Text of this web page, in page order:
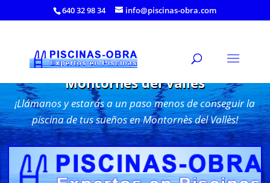
640 32 98 34 info@piscinas-obra.com
Construcción de Piscinas de obra en
Montornès del Vallès
¡Llámanos y estarás a un paso menos de conseguir la
piscina de tus sueños en Montornès del Vallès!